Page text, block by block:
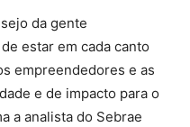
da gente
estar em cada canto
empreendedores e as
e de impacto para o
a analista do Sebrae